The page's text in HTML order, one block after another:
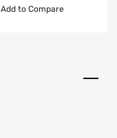
Add to Compare